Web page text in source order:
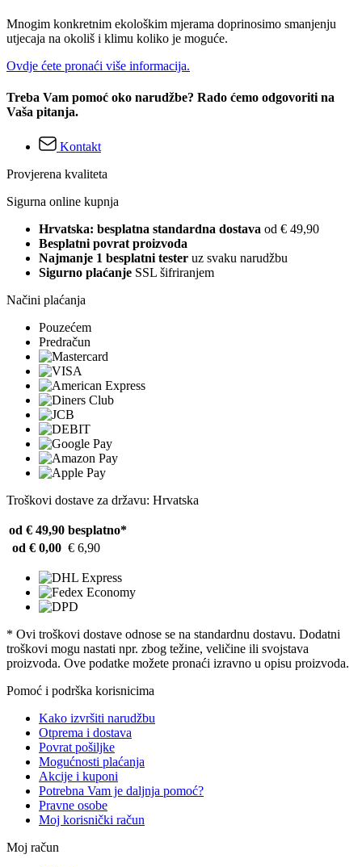
Mnogim konkretnim ekološkim mjerama doprinosimo smanjenju
utjecaja na okoliš i klimu koliko je moguće.
Ovdje ćete pronaći više informacija.
Treba Vam pomoć oko narudžbe? Rado ćemo odgovoriti na
Vaša pitanja.
Kontakt
Provjerena kvaliteta
Sigurna online kupnja
Hrvatska: besplatna standardna dostava od € 49,90
Besplatni povrat proizvoda
Najmanje 1 besplatni tester uz svaku narudžbu
Sigurno plaćanje SSL šifriranjem
Načini plaćanja
Pouzećem
Predračun
Troškovi dostave za državu: Hrvatska
od € 49,90 besplatno*
od € 0,00 € 6,90
* Ovi troškovi dostave odnose se na standardnu ​​dostavu. Dodatni
troškovi mogu nastati npr. zbog težine, veličine ili svojstava
proizvoda. Ove podatke možete pronaći izravno u opisu proizvoda.
Pomoć i podrška korisnicima
Kako izvršiti narudžbu
Otprema i dostava
Povrat pošiljke
Mogućnosti plaćanja
Akcije i kuponi
Potrebna Vam je daljnja pomoć?
Pravne osobe
Moj korisnički račun
Moj račun